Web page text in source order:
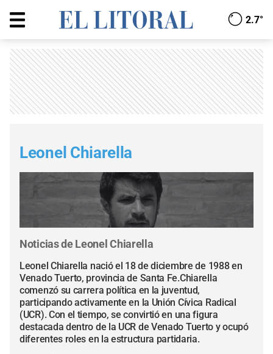
2.7°
Leonel Chiarella
Noticias de Leonel Chiarella
Leonel Chiarella nació el 18 de diciembre de 1988 en
Venado Tuerto, provincia de Santa Fe.Chiarella
comenzó su carrera política en la juventud,
participando activamente en la Unión Cívica Radical
(UCR). Con el tiempo, se convirtió en una figura
destacada dentro de la UCR de Venado Tuerto y ocupó
diferentes roles en la estructura partidaria.